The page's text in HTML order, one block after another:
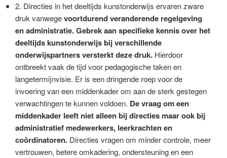
2. Directies in het deeltijds kunstonderwijs ervaren zware
druk vanwegevoortdurend veranderende regelgeving
en administratie. Gebrek aan specifieke kennis over het
deeltijds kunstonderwijs bij verschillende
onderwijspartners versterkt deze druk. Hierdoor
ontbreekt vaak de tijd voor pedagogische taken en
langetermijnvisie. Er is een dringende roep voor de
invoering van een middenkader om aan de sterk gestegen
verwachtingen te kunnen voldoen. De vraag om een
middenkader leeft niet alleen bij directies maar ook bij
administratief medewerkers, leerkrachten en
coördinatoren. Directies vragen om minder controle, meer
vertrouwen, betere omkadering, ondersteuning en een